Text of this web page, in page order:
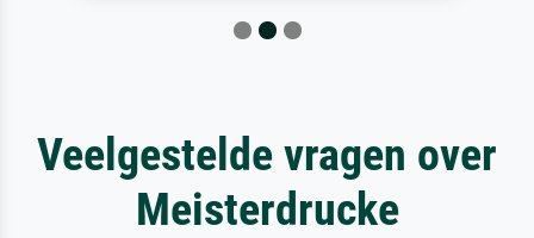
Veelgestelde vragen over
Meisterdrucke